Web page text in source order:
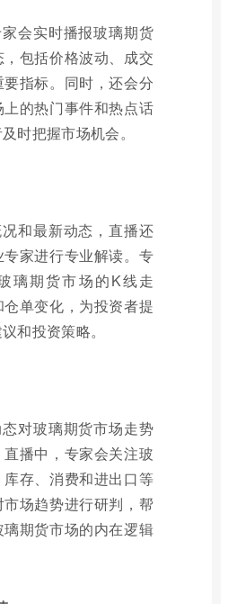
会实时播报玻璃期货
包括价格波动、成交
指标。同时，还会分
的热门事件和热点话
时把握市场机会。
和最新动态，直播还
家进行专业解读。专
璃期货市场的K线走
单变化，为投资者提
和投资策略。
对玻璃期货市场走势
播中，专家会关注玻
存、消费和进出口等
场趋势进行研判，帮
期货市场的内在逻辑